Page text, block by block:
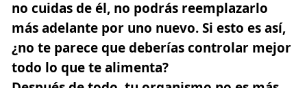
no cuidas de él, no podrás reemplazarlo
más adelante por uno nuevo. Si esto es así,
¿no te parece que deberías controlar mejor
todo lo que te alimenta?